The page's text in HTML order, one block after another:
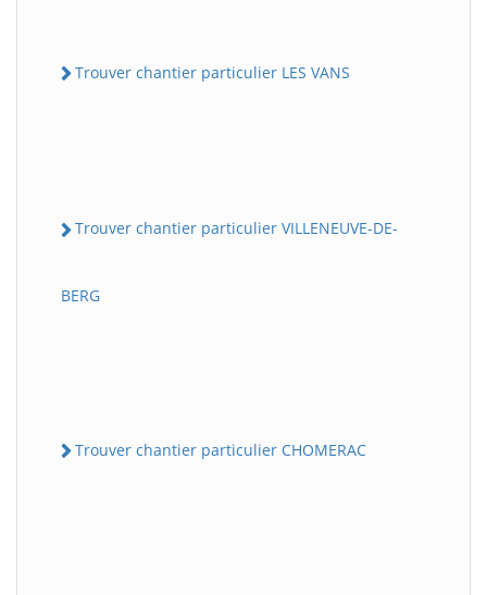
Trouver chantier particulier LES VANS
Trouver chantier particulier VILLENEUVE-DE-
BERG
Trouver chantier particulier CHOMERAC